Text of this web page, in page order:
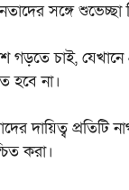
সঙ্গে
চাই, যেখানে
হবে না।
দায়িত্ব প্রতিটি
করা।